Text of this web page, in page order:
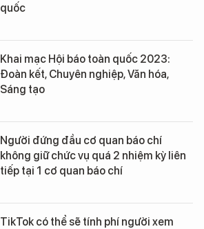
quốc
Khai mạc Hội báo toàn quốc 2023:
Đoàn kết, Chuyên nghiệp, Văn hóa,
Sáng tạo
Người đứng đầu cơ quan báo chí
không giữ chức vụ quá 2 nhiệm kỳ liên
tiếp tại 1 cơ quan báo chí
TikTok có thể sẽ tính phí người xem